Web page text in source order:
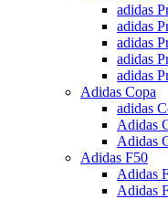
adidas
adidas
adidas
adidas
adidas
Adidas Copa
adidas
Adidas
Adidas
Adidas F50
Adidas
Adidas